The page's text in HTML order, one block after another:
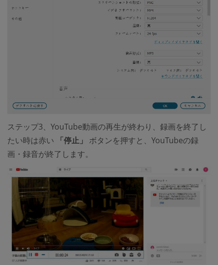
ステップ3、YouTube動画の再生が終わり、録画を終了し
たい時は赤い
「停止」
ボタンを押すと、YouTubeの録
画・録音が終了します。